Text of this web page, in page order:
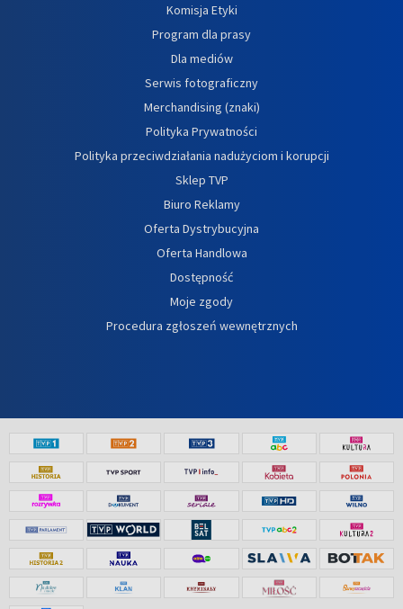
Komisja Etyki
Program dla prasy
Dla mediów
Serwis fotograficzny
Merchandising (znaki)
Polityka Prywatności
Polityka przeciwdziałania nadużyciom i korupcji
Sklep TVP
Biuro Reklamy
Oferta Dystrybucyjna
Oferta Handlowa
Dostępność
Moje zgody
Procedura zgłoszeń wewnętrznych